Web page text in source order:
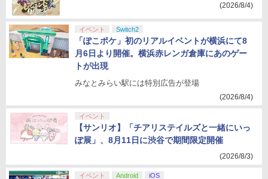
(2026/8/4)
イベント Switch2
「ぽこポケ」初のリアルイベントが横浜にて8
月6日より開催。横浜赤レンガ倉庫にあのゲー
トが出現
みなとみらい駅には特別広告が登場
(2026/8/4)
イベント
【サンリオ】「チアリステイルズと一緒にいっ
ぽ展」、8月11日に渋谷で期間限定開催
(2026/8/3)
イベント Android
iOS